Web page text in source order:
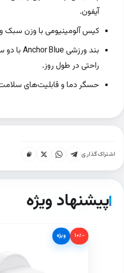
آیفون.
کیس آلومینیومی با وزن سبک و
راحتی در طول روز.
حسگر دما و قابلیت‌های
اشتراک‌گذاری
پیشنهاد ویژه
−۱۰٪ ویژه